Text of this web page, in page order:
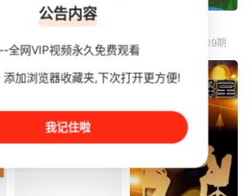
岳阳、常德、张家
界、芙蓉镇等7座
成各类特色在地挑
战，以此兑换独一
力捧歌手炎明熹设
饥饿游戏
孙协志
王仁甫
许孟哲
食境節目【飢餓遊
戲】點選以下連結
訂閱，精采影音不
饥饿游戏
更新至20260809期
《台湾第一
等》为大家发掘台
湾的最新奇有趣,最
出名及最有特色的
人和事。在台湾长
大的节目主持人小
马,用台湾人的角度,
探索和纪录最真,最
更新至第20260809期
公告内容
全网VIP视频永久免费观看
添加浏览器收藏夹,下次打开更方便!
我记住啦